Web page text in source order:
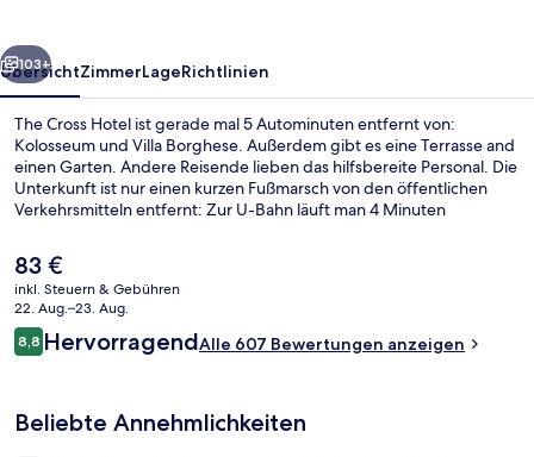
Weiter
103+
ÜbersichtZimmerLageRichtlinien
The Cross Hotel ist gerade mal 5 Autominuten entfernt von:
Kolosseum und Villa Borghese. Außerdem gibt es eine Terrasse and
einen Garten. Andere Reisende lieben das hilfsbereite Personal. Die
Unterkunft ist nur einen kurzen Fußmarsch von den öffentlichen
Verkehrsmitteln entfernt: Zur U-Bahn läuft man 4 Minuten
Minuten (S-Bahn-Station Porta Maggiore).
Der
aktuelle
Preis
beträgt
83 €.
83 €
inkl. Steuern & Gebühren
22. Aug.–23. Aug.
Bewertungen
8,88,8 von 10.
HervorragendAlle 607 Bewertungen anzeigen
Beliebte Annehmlichkeiten